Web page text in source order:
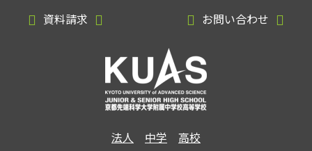
資料請求 お問い合わせ
法人 中学 高校